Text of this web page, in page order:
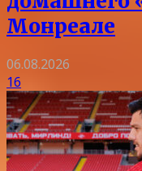
Монреале
06.08.2026
16